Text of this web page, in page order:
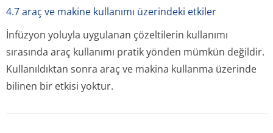
4.7 araç ve makine kullanımı üzerindeki etkiler
İnfüzyon yoluyla uygulanan çözeltilerin kullanımı
sırasında araç kullanımı pratik yönden mümkün değildir.
Kullanıldıktan sonra araç ve makina kullanma üzerinde
bilinen bir etkisi yoktur.